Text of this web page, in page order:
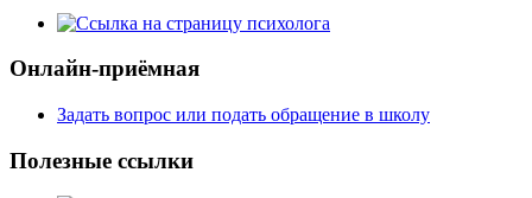
Онлайн-приёмная
Задать вопрос или подать обращение в школу
Полезные ссылки